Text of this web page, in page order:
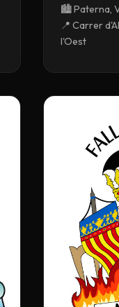
🏙️ Paterna,
📍 Carrer
l'Oest